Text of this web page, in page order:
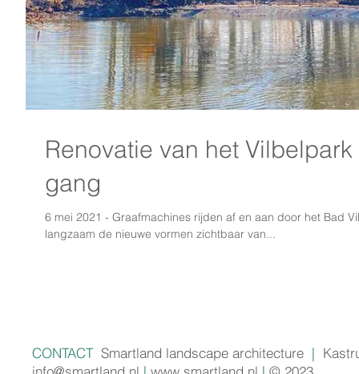
Renovatie van het
gang
6 mei 2021 - Graafmachines rijden af en aan door het Bad
langzaam de nieuwe vormen zichtbaar van...
CONTACTSmartland landscape architecture |